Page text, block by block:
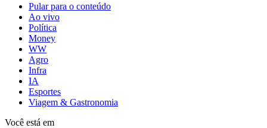
Pular para o conteúdo
Ao vivo
Política
Money
WW
Agro
Infra
IA
Esportes
Viagem & Gastronomia
Você está em